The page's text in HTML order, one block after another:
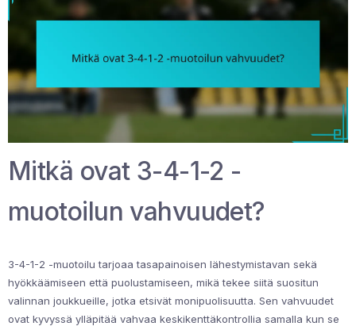
Mitkä ovat 3-4-1-2 -
muotoilun vahvuudet?
3-4-1-2 -muotoilu tarjoaa tasapainoisen lähestymistavan sekä
hyökkäämiseen että puolustamiseen, mikä tekee siitä suositun
valinnan joukkueille, jotka etsivät monipuolisuutta. Sen vahvuudet
ovat kyvyssä ylläpitää vahvaa keskikenttäkontrollia samalla kun se